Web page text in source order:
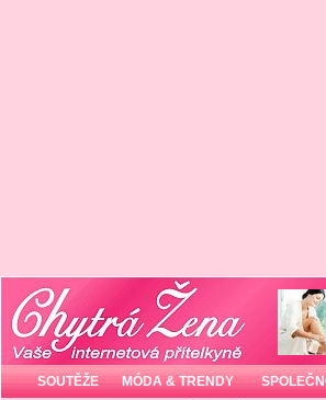
SOUTĚŽE MÓDA & TRENDY